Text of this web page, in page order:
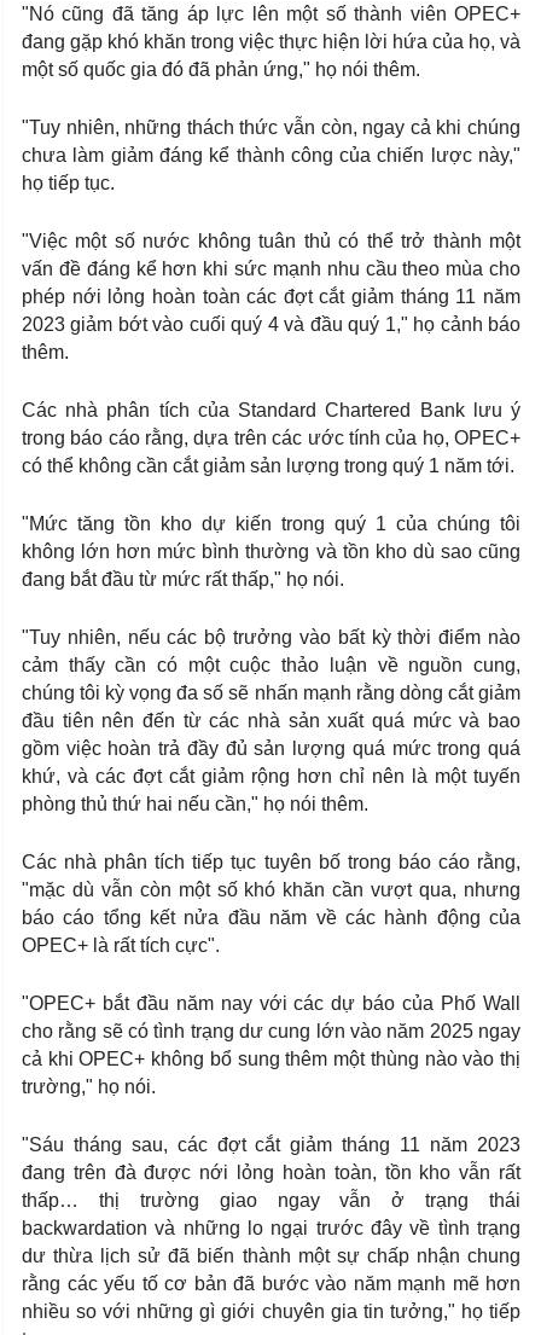
"Nó cũng đã tăng áp lực lên một số thành viên OPEC+
đang gặp khó khăn trong việc thực hiện lời hứa của họ, và
một số quốc gia đó đã phản ứng," họ nói thêm.
"Tuy nhiên, những thách thức vẫn còn, ngay cả khi chúng
chưa làm giảm đáng kể thành công của chiến lược này,"
họ tiếp tục.
"Việc một số nước không tuân thủ có thể trở thành một
vấn đề đáng kể hơn khi sức mạnh nhu cầu theo mùa cho
phép nới lỏng hoàn toàn các đợt cắt giảm tháng 11 năm
2023 giảm bớt vào cuối quý 4 và đầu quý 1," họ cảnh báo
thêm.
Các nhà phân tích của Standard Chartered Bank lưu ý
trong báo cáo rằng, dựa trên các ước tính của họ, OPEC+
có thể không cần cắt giảm sản lượng trong quý 1 năm tới.
"Mức tăng tồn kho dự kiến trong quý 1 của chúng tôi
không lớn hơn mức bình thường và tồn kho dù sao cũng
đang bắt đầu từ mức rất thấp," họ nói.
"Tuy nhiên, nếu các bộ trưởng vào bất kỳ thời điểm nào
cảm thấy cần có một cuộc thảo luận về nguồn cung,
chúng tôi kỳ vọng đa số sẽ nhấn mạnh rằng dòng cắt giảm
đầu tiên nên đến từ các nhà sản xuất quá mức và bao
gồm việc hoàn trả đầy đủ sản lượng quá mức trong quá
khứ, và các đợt cắt giảm rộng hơn chỉ nên là một tuyến
phòng thủ thứ hai nếu cần," họ nói thêm.
Các nhà phân tích tiếp tục tuyên bố trong báo cáo rằng,
"mặc dù vẫn còn một số khó khăn cần vượt qua, nhưng
báo cáo tổng kết nửa đầu năm về các hành động của
OPEC+ là rất tích cực".
"OPEC+ bắt đầu năm nay với các dự báo của Phố Wall
cho rằng sẽ có tình trạng dư cung lớn vào năm 2025 ngay
cả khi OPEC+ không bổ sung thêm một thùng nào vào thị
trường," họ nói.
"Sáu tháng sau, các đợt cắt giảm tháng 11 năm 2023
đang trên đà được nới lỏng hoàn toàn, tồn kho vẫn rất
thấp… thị trường giao ngay vẫn ở trạng thái
backwardation và những lo ngại trước đây về tình trạng
dư thừa lịch sử đã biến thành một sự chấp nhận chung
rằng các yếu tố cơ bản đã bước vào năm mạnh mẽ hơn
nhiều so với những gì giới chuyên gia tin tưởng," họ tiếp